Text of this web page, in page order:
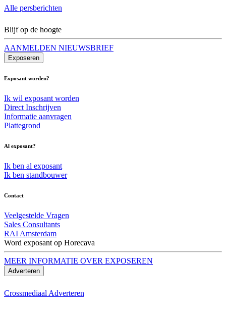
Alle persberichten
Blijf op de hoogte
AANMELDEN NIEUWSBRIEF
Exposeren
Exposant worden?
Ik wil exposant worden
Direct Inschrijven
Informatie aanvragen
Plattegrond
Al exposant?
Ik ben al exposant
Ik ben standbouwer
Contact
Veelgestelde Vragen
Sales Consultants
RAI Amsterdam
Word exposant op Horecava
MEER INFORMATIE OVER EXPOSEREN
Adverteren
Crossmediaal Adverteren